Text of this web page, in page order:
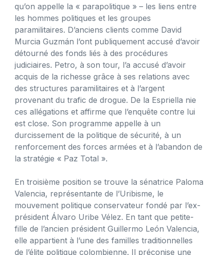
qu’on appelle la « parapolitique » – les liens entre
les hommes politiques et les groupes
paramilitaires. D’anciens clients comme David
Murcia Guzmán l’ont publiquement accusé d’avoir
détourné des fonds liés à des procédures
judiciaires. Petro, à son tour, l’a accusé d’avoir
acquis de la richesse grâce à ses relations avec
des structures paramilitaires et à l’argent
provenant du trafic de drogue. De la Espriella nie
ces allégations et affirme que l’enquête contre lui
est close. Son programme appelle à un
durcissement de la politique de sécurité, à un
renforcement des forces armées et à l’abandon de
la stratégie « Paz Total ».
En troisième position se trouve la sénatrice Paloma
Valencia, représentante de l’Uribisme, le
mouvement politique conservateur fondé par l’ex-
président Álvaro Uribe Vélez. En tant que petite-
fille de l’ancien président Guillermo León Valencia,
elle appartient à l’une des familles traditionnelles
de l’élite politique colombienne. Il préconise une